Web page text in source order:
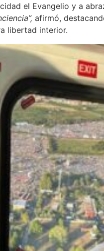
el Evangelio y a
afirmó,
libertad interior.